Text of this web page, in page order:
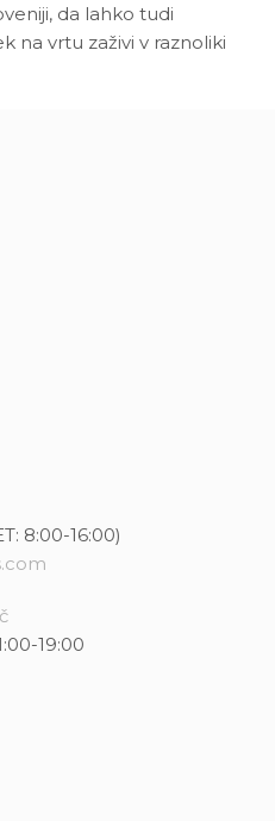
da lahko tudi
na vrtu zaživi v raznoliki
8:00-16:00)
19:00